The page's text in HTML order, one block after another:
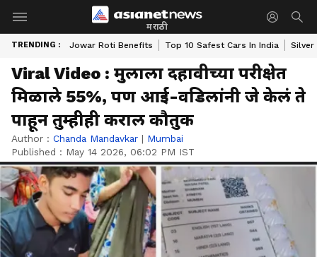
मराठी
TRENDING : Jowar Roti Benefits Top 10 Safest Cars In India Silver
Viral Video : मुलाला दहावीच्या परीक्षेत
मिळाले 55%, पण आई-वडिलांनी जे केलं ते
पाहून तुम्हीही कराल कौतुक
Author : Chanda Mandavkar | Mumbai
Published : May 14 2026, 06:02 PM IST